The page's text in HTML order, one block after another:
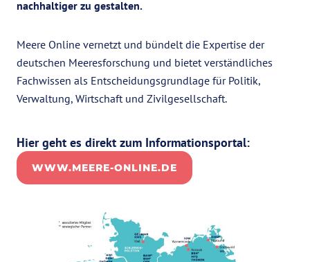
nachhaltiger zu gestalten.
Meere Online vernetzt und bündelt die Expertise der
deutschen Meeresforschung und bietet verständliches
Fachwissen als Entscheidungsgrundlage für Politik,
Verwaltung, Wirtschaft und Zivilgesellschaft.
Hier geht es direkt zum Informationsportal:
WWW.MEERE-ONLINE.DE